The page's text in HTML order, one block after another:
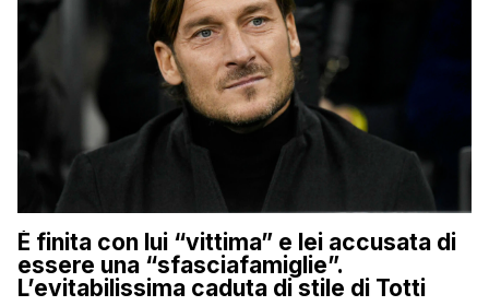
È finita con lui “vittima” e lei accusata di
essere una “sfasciafamiglie”.
L’evitabilissima caduta di stile di Totti